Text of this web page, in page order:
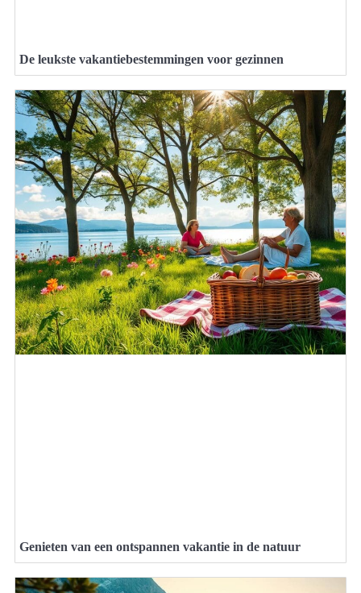
De leukste vakantiebestemmingen voor gezinnen
Genieten van een ontspannen vakantie in de natuur